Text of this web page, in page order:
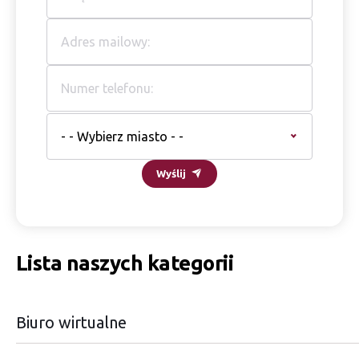
- - Wybierz miasto - -
Wyślij
Lista naszych kategorii
Biuro wirtualne